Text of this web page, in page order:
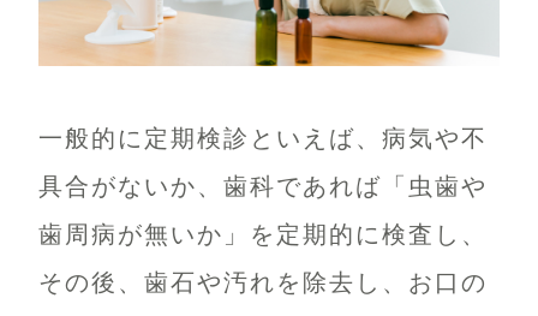
一般的に定期検診といえば、病気や不
具合がないか、歯科であれば「虫歯や
歯周病が無いか」を定期的に検査し、
その後、歯石や汚れを除去し、お口の